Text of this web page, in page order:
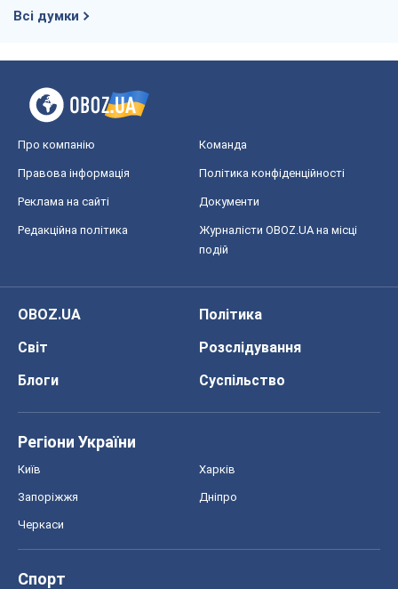
Всі думки
Про компанію Команда
Правова інформація Політика конфіденційності
Реклама на сайті Документи
Редакційна політика
Журналісти OBOZ.UA на місці
подій
OBOZ.UA
Політика
Світ
Розслідування
Блоги
Суспільство
Регіони України
Київ Харків
Запоріжжя Дніпро
Черкаси
Спорт